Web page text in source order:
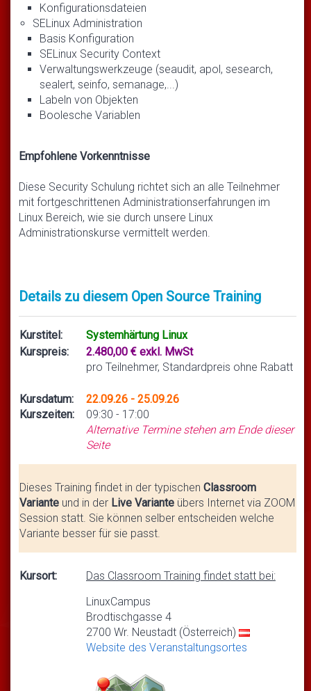
Konfigurationsdateien
SELinux Administration
Basis Konfiguration
SELinux Security Context
Verwaltungswerkzeuge (seaudit, apol, sesearch,
sealert, seinfo, semanage,...)
Labeln von Objekten
Boolesche Variablen
Empfohlene Vorkenntnisse
Diese Security Schulung richtet sich an alle Teilnehmer
mit fortgeschrittenen Administrationserfahrungen im
Linux Bereich, wie sie durch unsere Linux
Administrationskurse vermittelt werden.
Details zu diesem Open Source Training
Kurstitel:
Systemhärtung Linux
Kurspreis:
2.480,00 € exkl. MwSt
pro Teilnehmer, Standardpreis ohne Rabatt
Kursdatum:
Kurszeiten:
22.09.26 - 25.09.26
09:30 - 17:00
Alternative Termine stehen am Ende dieser
Seite
Dieses Training findet in der typischen Classroom
Variante und in der Live Variante übers Internet via ZOOM
Session statt. Sie können selber entscheiden welche
Variante besser für sie passt.
Kursort:
Das Classroom Training findet statt bei:
LinuxCampus
Brodtischgasse 4
2700 Wr. Neustadt (Österreich)
Website des Veranstaltungsortes